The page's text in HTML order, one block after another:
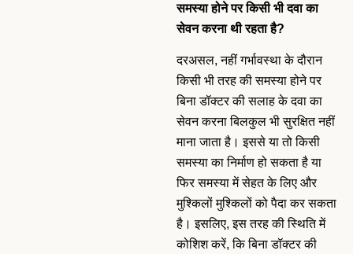
समस्या होने पर किसी भी दवा का
सेवन करना थी रहता है?
दरअसल, नहीं गर्भावस्था के दौरान
किसी भी तरह की समस्या होने पर
बिना डॉक्टर की सलाह के दवा का
सेवन करना बिलकुल भी सुरक्षित नहीं
माना जाता है। इससे या तो किसी
समस्या का निर्माण हो सकता है या
फिर समस्या में सेहत के लिए और
मुश्किलों मुश्किलों को पैदा कर सकता
है। इसलिए, इस तरह की स्थिति में
कोशिश करें, कि बिना डॉक्टर की